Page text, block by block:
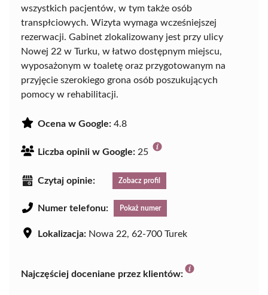
wszystkich pacjentów, w tym także osób
transpłciowych. Wizyta wymaga wcześniejszej
rezerwacji. Gabinet zlokalizowany jest przy ulicy
Nowej 22 w Turku, w łatwo dostępnym miejscu,
wyposażonym w toaletę oraz przygotowanym na
przyjęcie szerokiego grona osób poszukujących
pomocy w rehabilitacji.
Ocena w Google: 4.8
Liczba opinii w Google: 25
Czytaj opinie: Zobacz profil
Numer telefonu: Pokaż numer
Lokalizacja: Nowa 22, 62-700 Turek
Najczęściej doceniane przez klientów: